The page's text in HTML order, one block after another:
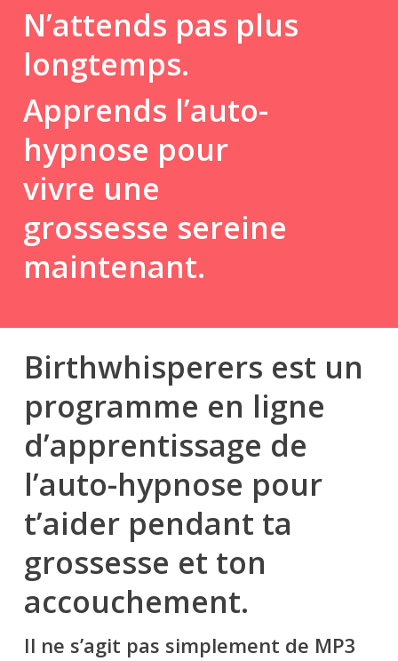
N’attends pas plus
longtemps.
Apprends l’auto-
hypnose pour
vivre une
grossesse sereine
maintenant.
Birthwhisperers est un
programme en ligne
d’apprentissage de
l’auto-hypnose pour
t’aider pendant ta
grossesse et ton
accouchement.
Il ne s’agit pas simplement de MP3